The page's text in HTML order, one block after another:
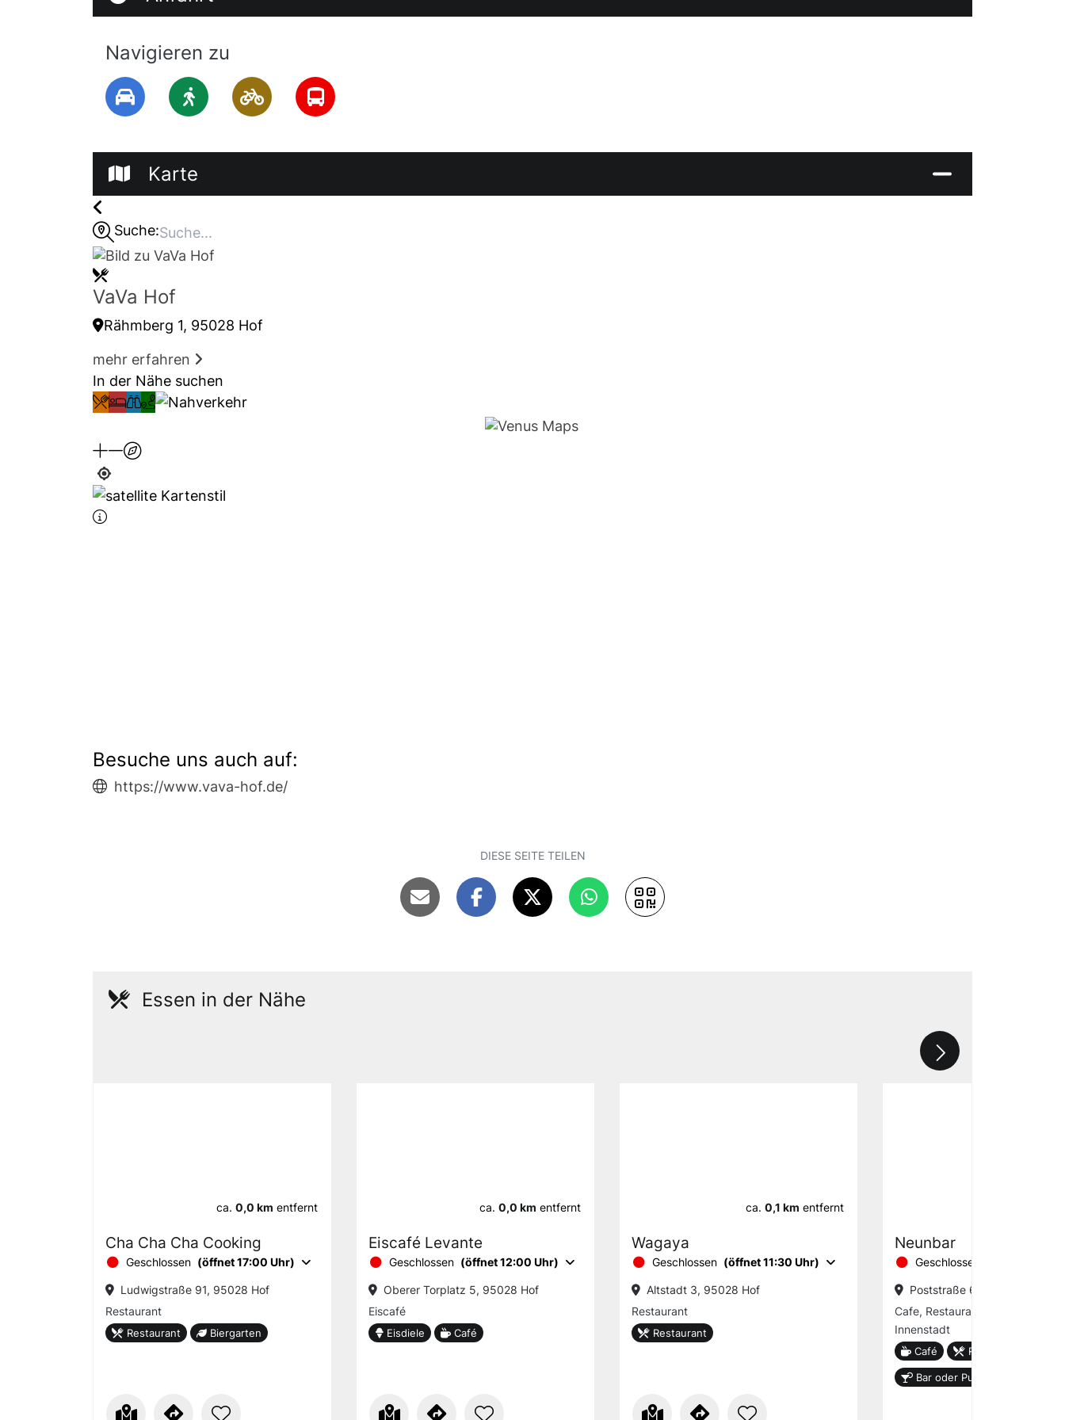
Navigieren zu
Karte
Suche:
VaVa Hof
Rähmberg 1, 95028 Hof
mehr erfahren
In der Nähe suchen
Besuche uns auch auf:
https://www.vava-hof.de/
DIESE SEITE TEILEN
Essen in der Nähe
ca. 0,0 km entfernt
Cha Cha Cha Cooking
Geschlossen (öffnet 17:00 Uhr)
Ludwigstraße 91, 95028 Hof
Restaurant
Restaurant Biergarten
ca. 0,0 km entfernt
Eiscafé Levante
Geschlossen (öffnet 12:00 Uhr)
Oberer Torplatz 5, 95028 Hof
Eiscafé
Eisdiele Café
ca. 0,1 km entfernt
Wagaya
Geschlossen (öffnet 11:30 Uhr)
Altstadt 3, 95028 Hof
Restaurant
Restaurant
Neunbar
Geschlossen
Poststraße 6, 95028 Hof
Cafe, Restaurant und Bar in der
Innenstadt
Café Restaurant
Bar oder Pub